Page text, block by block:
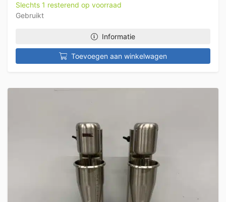
Slechts 1 resterend op voorraad
Gebruikt
Informatie
Toevoegen aan winkelwagen